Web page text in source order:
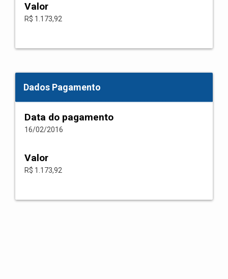
Valor
R$ 1.173,92
Dados Pagamento
Data do pagamento
16/02/2016
Valor
R$ 1.173,92